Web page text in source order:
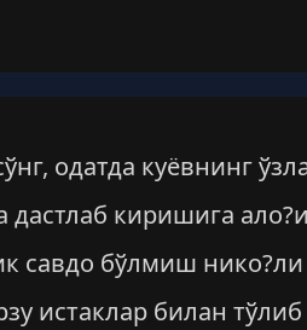
одатда куёвнинг
дастлаб киришига
савдо бўлмиш
истаклар билан